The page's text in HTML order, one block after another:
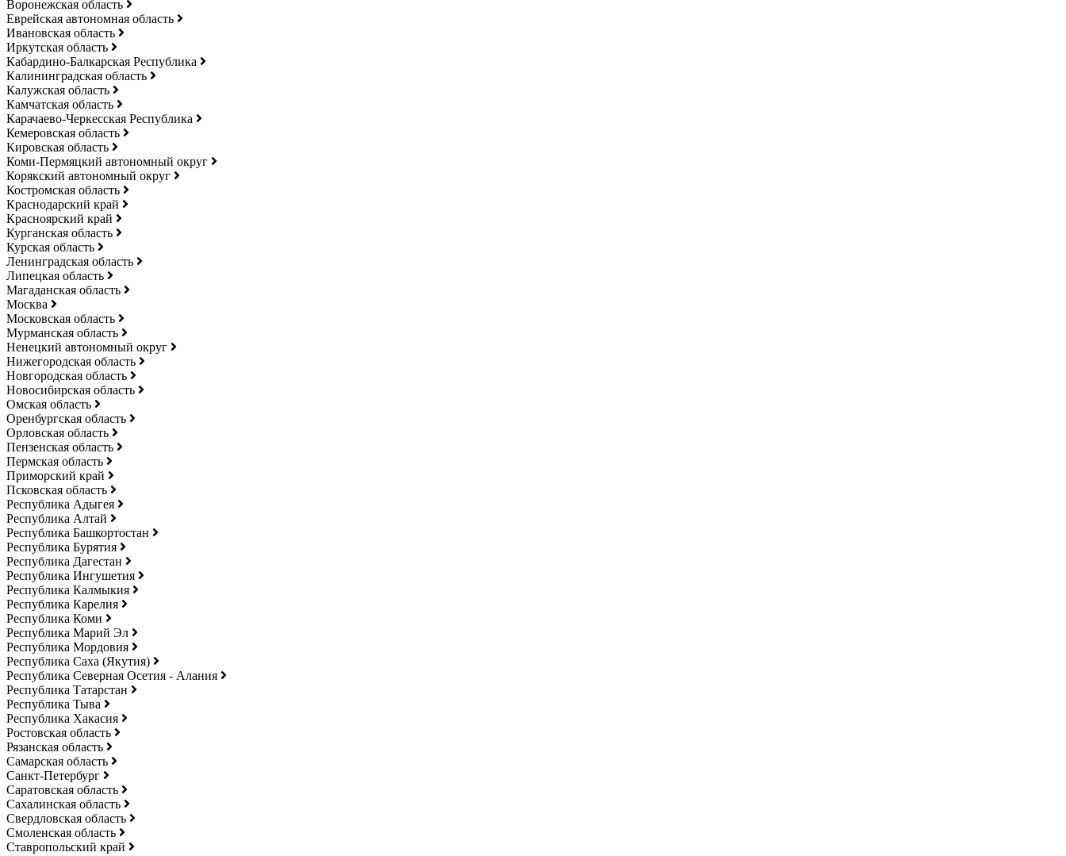
Воронежская область
Еврейская автономная область
Ивановская область
Иркутская область
Кабардино-Балкарская Республика
Калининградская область
Калужская область
Камчатская область
Карачаево-Черкесская Республика
Кемеровская область
Кировская область
Коми-Пермяцкий автономный округ
Корякский автономный округ
Костромская область
Краснодарский край
Красноярский край
Курганская область
Курская область
Ленинградская область
Липецкая область
Магаданская область
Москва
Московская область
Мурманская область
Ненецкий автономный округ
Нижегородская область
Новгородская область
Новосибирская область
Омская область
Оренбургская область
Орловская область
Пензенская область
Пермская область
Приморский край
Псковская область
Республика Адыгея
Республика Алтай
Республика Башкортостан
Республика Бурятия
Республика Дагестан
Республика Ингушетия
Республика Калмыкия
Республика Карелия
Республика Коми
Республика Марий Эл
Республика Мордовия
Республика Саха (Якутия)
Республика Северная Осетия - Алания
Республика Татарстан
Республика Тыва
Республика Хакасия
Ростовская область
Рязанская область
Самарская область
Санкт-Петербург
Саратовская область
Сахалинская область
Свердловская область
Смоленская область
Ставропольский край